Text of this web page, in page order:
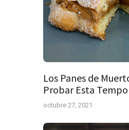
Los Panes de
Probar Esta
octubre 27, 2021